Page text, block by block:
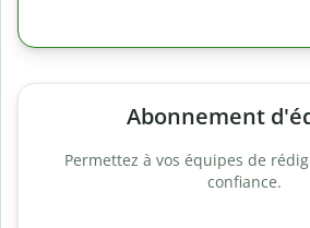
Abonnement
Permettez à vos équipes de
confiance.